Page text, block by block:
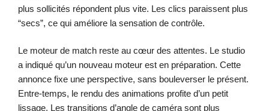
plus sollicités répondent plus vite. Les clics paraissent plus
“secs”, ce qui améliore la sensation de contrôle.
Le moteur de match reste au cœur des attentes. Le studio
a indiqué qu’un nouveau moteur est en préparation. Cette
annonce fixe une perspective, sans bouleverser le présent.
Entre-temps, le rendu des animations profite d’un petit
lissage. Les transitions d’angle de caméra sont plus